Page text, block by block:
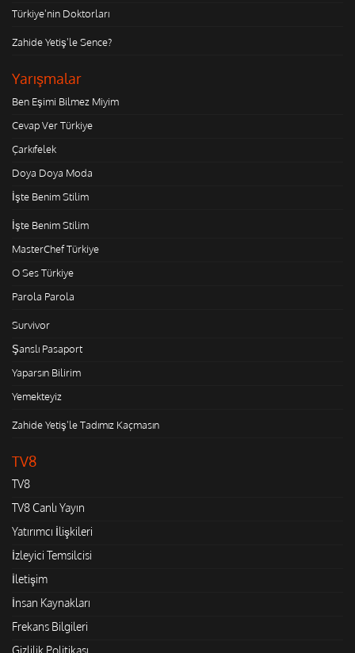
Türkiye'nin Doktorları
Zahide Yetiş'le Sence?
Yarışmalar
Ben Eşimi Bilmez Miyim
Cevap Ver Türkiye
Çarkıfelek
Doya Doya Moda
İşte Benim Stilim
İşte Benim Stilim
MasterChef Türkiye
O Ses Türkiye
Parola Parola
Survivor
Şanslı Pasaport
Yaparsın Bilirim
Yemekteyiz
Zahide Yetiş'le Tadımız Kaçmasın
TV8
TV8
TV8 Canlı Yayın
Yatırımcı İlişkileri
İzleyici Temsilcisi
İletişim
İnsan Kaynakları
Frekans Bilgileri